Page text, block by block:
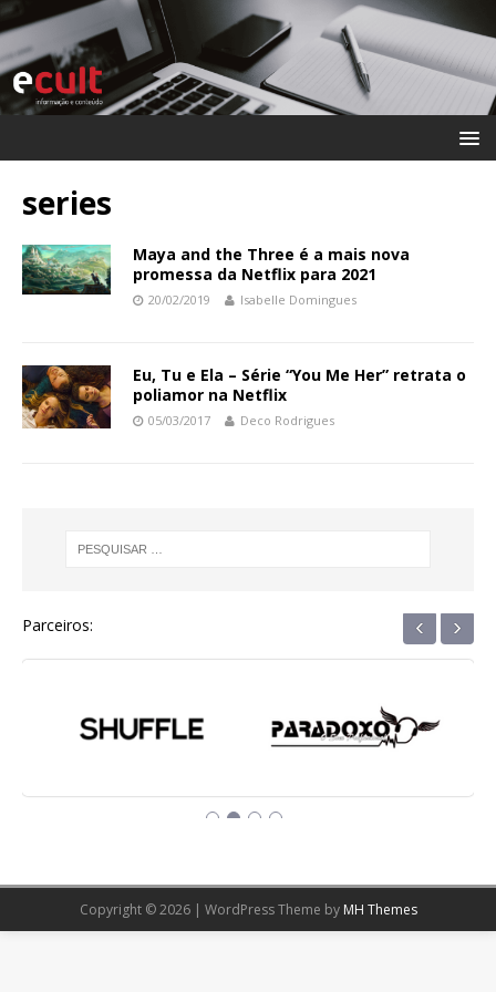
series
Maya and the Three é a mais nova
promessa da Netflix para 2021
20/02/2019 Isabelle Domingues
Eu, Tu e Ela – Série “You Me Her” retrata o
poliamor na Netflix
05/03/2017 Deco Rodrigues
Parceiros: ‹ ›
Copyright © 2026 | WordPress Theme by MH Themes